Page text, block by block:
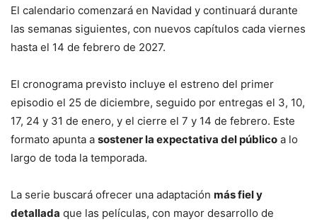
El calendario comenzará en Navidad y continuará durante
las semanas siguientes, con nuevos capítulos cada viernes
hasta el 14 de febrero de 2027.
El cronograma previsto incluye el estreno del primer
episodio el 25 de diciembre, seguido por entregas el 3, 10,
17, 24 y 31 de enero, y el cierre el 7 y 14 de febrero. Este
formato apunta a sostener la expectativa del público a lo
largo de toda la temporada.
La serie buscará ofrecer una adaptación más fiel y
detallada que las películas, con mayor desarrollo de